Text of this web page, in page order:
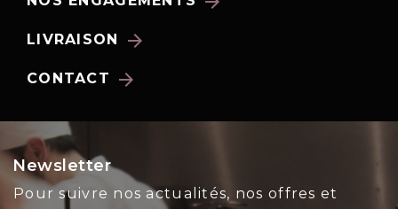
LIVRAISON arrow_forward
CONTACT arrow_forward
Newsletter
Pour suivre nos actualités, nos offres et